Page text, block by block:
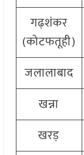
गढ़शंकर
(कोटफतूही)
जलालाबाद
खन्ना
खरड़